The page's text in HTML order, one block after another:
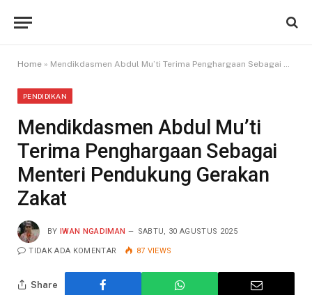
Home » Mendikdasmen Abdul Mu’ti Terima Penghargaan Sebagai Menteri Pendukung Gerakan Zakat
PENDIDIKAN
Mendikdasmen Abdul Mu’ti
Terima Penghargaan Sebagai
Menteri Pendukung Gerakan
Zakat
BY IWAN NGADIMAN SABTU, 30 AGUSTUS 2025
TIDAK ADA KOMENTAR 87 VIEWS
Share